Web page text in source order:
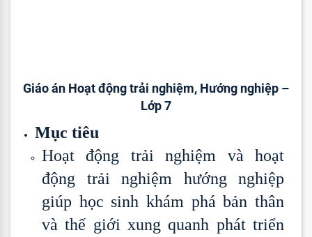
Giáo án Hoạt động trải nghiệm, Hướng nghiệp –
Lớp 7
Mục tiêu
Hoạt động trải nghiệm và hoạt
động trải nghiệm hướng nghiệp
giúp học sinh khám phá bản thân
và thế giới xung quanh phát triển